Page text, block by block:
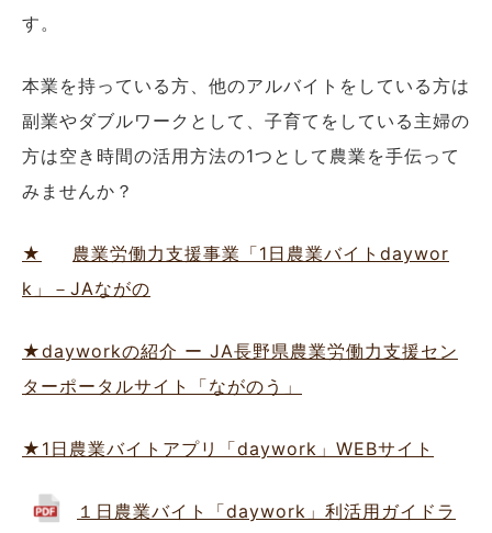
す。
本業を持っている方、他のアルバイトをしている方は
副業やダブルワークとして、子育てをしている主婦の
方は空き時間の活用方法の1つとして農業を手伝って
みませんか？
★
農業労働力支援事業「1日農業バイトdaywor
k」－JAながの
★dayworkの紹介 ー JA長野県農業労働力支援セン
ターポータルサイト「ながのう」
★1日農業バイトアプリ「daywork」WEBサイト
１日農業バイト「daywork」利活用ガイドラ